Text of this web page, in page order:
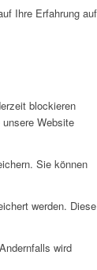
Ihre Erfahrung auf
blockieren
Website
Sie können
werden. Diese
wird